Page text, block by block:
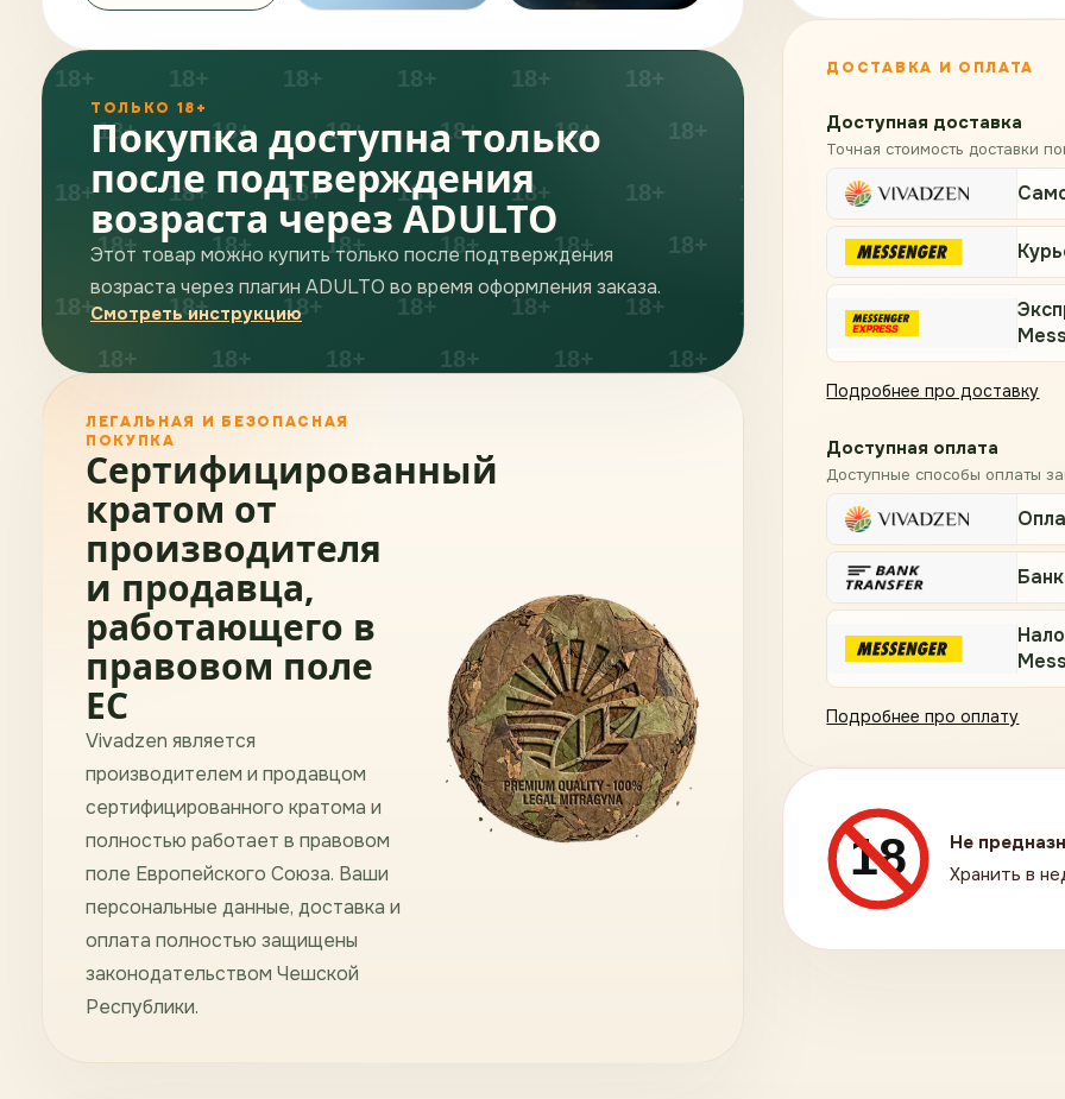
ТОЛЬКО 18+
Покупка доступна только
после подтверждения
возраста через ADULTO
Этот товар можно купить только после подтверждения
возраста через плагин ADULTO во время оформления заказа.
Смотреть инструкцию
ЛЕГАЛЬНАЯ И БЕЗОПАСНАЯ
ПОКУПКА
Сертифицированный
кратом от
производителя
и продавца,
работающего в
правовом поле
ЕС
Vivadzen является
производителем и продавцом
сертифицированного кратома и
полностью работает в правовом
поле Европейского Союза. Ваши
персональные данные, доставка и
оплата полностью защищены
законодательством Чешской
Республики.
ДОСТАВКА И ОПЛАТА
Доступная доставка
Точная стоимость доставки
Подробнее про доставку
Доступная оплата
Доступные способы оплаты
Подробнее про оплату
18
Не
Хранить в